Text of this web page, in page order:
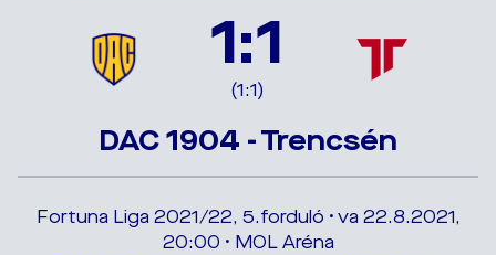
1:1
(1:1)
DAC 1904 - Trencsén
Fortuna Liga 2021/22, 5.forduló • va 22.8.2021,
20:00 • MOL Aréna